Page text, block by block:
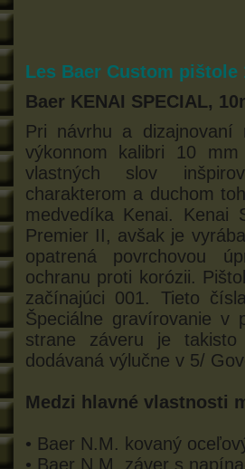
Les Baer Custom pištole
Baer KENAI SPECIAL,
Pri návrhu a dizajnovaní
výkonnom kalibri 10
vlastných slov
charakterom a duchom
medvedíka Kenai. Kenai
Premier II, avšak je
opatrená povrchovou
ochranu proti korózii.
začínajúci 001. Tieto
Špeciálne gravírovanie v
strane záveru je
dodávaná výlučne v 5/
Medzi hlavné vlastnosti
• Baer N.M. kovaný
• Baer N.M. záver s